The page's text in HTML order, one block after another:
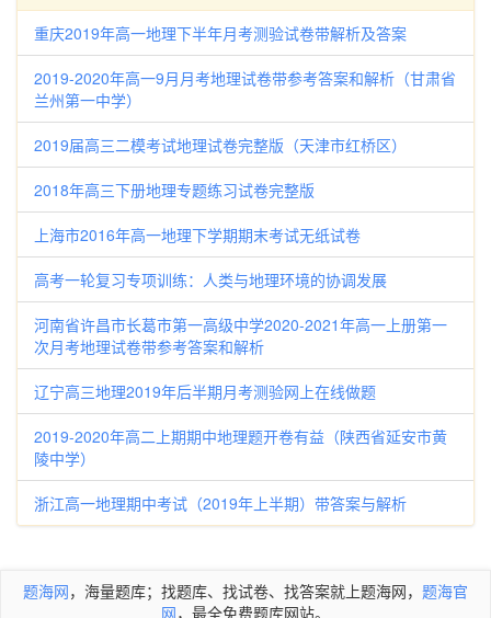
重庆2019年高一地理下半年月考测验试卷带解析及答案
2019-2020年高一9月月考地理试卷带参考答案和解析（甘肃省
兰州第一中学）
2019届高三二模考试地理试卷完整版（天津市红桥区）
2018年高三下册地理专题练习试卷完整版
上海市2016年高一地理下学期期末考试无纸试卷
高考一轮复习专项训练：人类与地理环境的协调发展
河南省许昌市长葛市第一高级中学2020-2021年高一上册第一
次月考地理试卷带参考答案和解析
辽宁高三地理2019年后半期月考测验网上在线做题
2019-2020年高二上期期中地理题开卷有益（陕西省延安市黄
陵中学）
浙江高一地理期中考试（2019年上半期）带答案与解析
题海网，海量题库；找题库、找试卷、找答案就上题海网， 题海官
网，最全免费题库网站。